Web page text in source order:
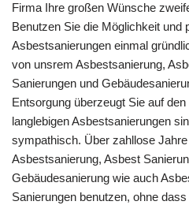
Firma Ihre großen Wünsche
Benutzen Sie die Möglichkeit und
Asbestsanierungen einmal
von unsrem Asbestsanierung,
Sanierungen und
Entsorgung überzeugt Sie auf
langlebigen Asbestsanierungen
sympathisch. Über zahllose
Asbestsanierung, Asbest
Gebäudesanierung wie auch
Sanierungen benutzen, ohne